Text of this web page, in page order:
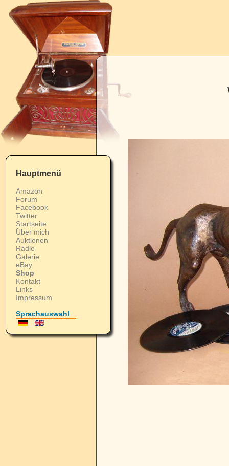
Hauptmenü
Amazon
Forum
Facebook
Twitter
Startseite
Über mich
Auktionen
Radio
Galerie
eBay
Shop
Kontakt
Links
Impressum
Sprachauswahl